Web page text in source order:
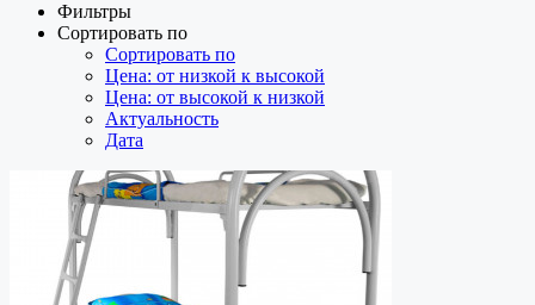
Фильтры
Сортировать по
Сортировать по
Цена: от низкой к высокой
Цена: от высокой к низкой
Актуальность
Дата